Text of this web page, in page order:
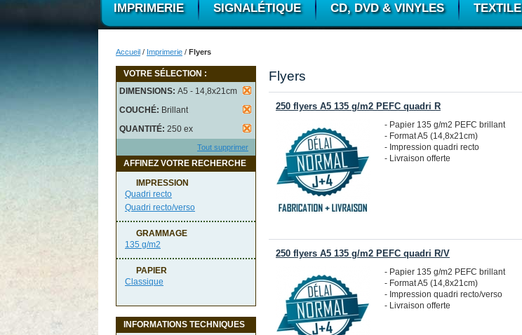
IMPRIMERIE SIGNALÉTIQUE CD, DVD & VINYLES TEXTILE
Accueil / Imprimerie / Flyers
VOTRE SÉLECTION :
DIMENSIONS: A5 - 14,8x21cm
COUCHÉ: Brillant
QUANTITÉ: 250 ex
Tout supprimer
AFFINEZ VOTRE RECHERCHE
IMPRESSION
Quadri recto
Quadri recto/verso
GRAMMAGE
135 g/m2
PAPIER
Classique
INFORMATIONS TECHNIQUES
Flyers
250 flyers A5 135 g/m2 PEFC quadri R
- Papier 135 g/m2 PEFC brillant
- Format A5 (14,8x21cm)
- Impression quadri recto
- Livraison offerte
250 flyers A5 135 g/m2 PEFC quadri R/V
- Papier 135 g/m2 PEFC brillant
- Format A5 (14,8x21cm)
- Impression quadri recto/verso
- Livraison offerte